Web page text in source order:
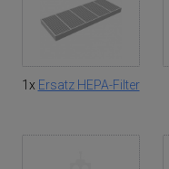
1x Ersatz HEPA-Filter